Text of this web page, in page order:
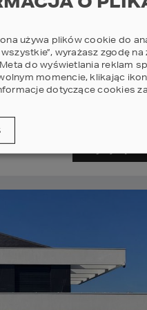
mrożenie warzyw i zapas
makarony i wielkie gary :)
używa plików cookie do
wyrażasz zgodę
do wyświetlania reklam
momencie, klikając
dotyczące cookies